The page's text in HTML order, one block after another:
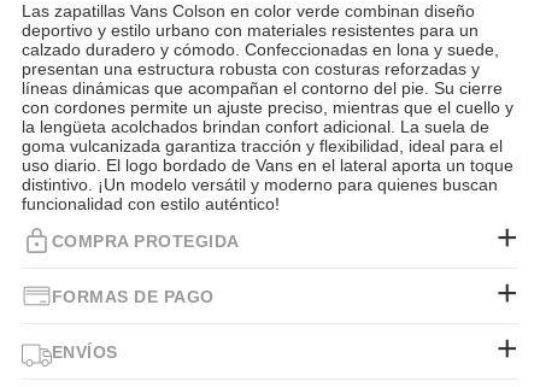
Las zapatillas Vans Colson en color verde combinan diseño
deportivo y estilo urbano con materiales resistentes para un
calzado duradero y cómodo. Confeccionadas en lona y suede,
presentan una estructura robusta con costuras reforzadas y
líneas dinámicas que acompañan el contorno del pie. Su cierre
con cordones permite un ajuste preciso, mientras que el cuello y
la lengüeta acolchados brindan confort adicional. La suela de
goma vulcanizada garantiza tracción y flexibilidad, ideal para el
uso diario. El logo bordado de Vans en el lateral aporta un toque
distintivo. ¡Un modelo versátil y moderno para quienes buscan
funcionalidad con estilo auténtico!
COMPRA PROTEGIDA
FORMAS DE PAGO
ENVÍOS